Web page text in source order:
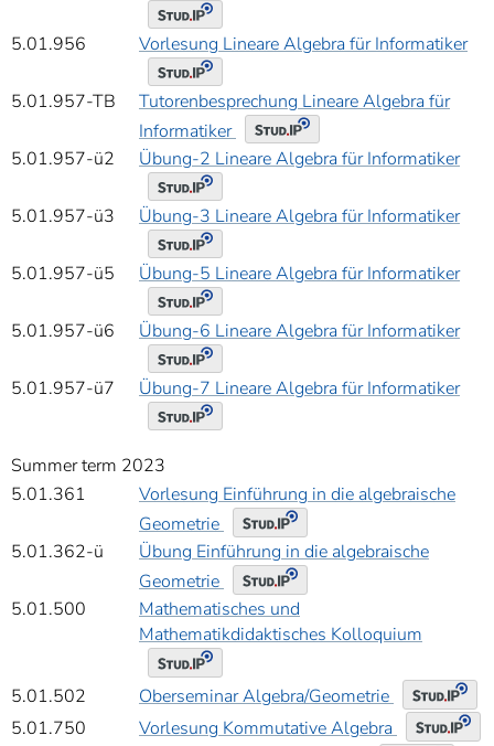
5.01.956 Vorlesung Lineare Algebra für Informatiker
5.01.957-TB
Tutorenbesprechung Lineare Algebra für
Informatiker
5.01.957-ü2
Übung-2 Lineare Algebra für Informatiker
5.01.957-ü3 Übung-3 Lineare Algebra für Informatiker
5.01.957-ü5 Übung-5 Lineare Algebra für Informatiker
5.01.957-ü6 Übung-6 Lineare Algebra für Informatiker
5.01.957-ü7 Übung-7 Lineare Algebra für Informatiker
Summer term 2023
5.01.361
Vorlesung Einführung in die algebraische
Geometrie
5.01.362-ü
Übung Einführung in die algebraische
Geometrie
5.01.500
Mathematisches und
Mathematikdidaktisches Kolloquium
5.01.502
Oberseminar Algebra/Geometrie
5.01.750
Vorlesung Kommutative Algebra